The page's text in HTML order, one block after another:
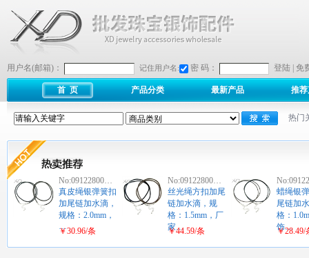
用户名(邮箱)： 记住用户名: 密 码： 登陆 免
首 页 产品分类 最新产品 推
热门
No:09122800…
真皮绳银弹簧扣
加尾链加水滴，
规格：2.0mm，
…
￥30.96/条
No:09122800…
丝光绳方扣加尾
链加水滴，规
格：1.5mm，厂
家…
￥44.59/条
蜡绳银
尾链加
格：
饰…
￥28.49/